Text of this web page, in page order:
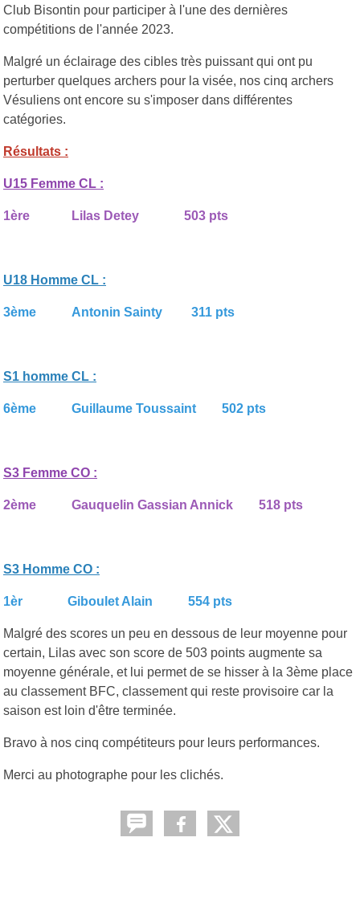
Club Bisontin pour participer à l'une des dernières
compétitions de l'année 2023.
Malgré un éclairage des cibles très puissant qui ont pu
perturber quelques archers pour la visée, nos cinq archers
Vésuliens ont encore su s'imposer dans différentes
catégories.
Résultats :
U15 Femme CL :
1ère Lilas Detey 503 pts
U18 Homme CL :
3ème Antonin Sainty 311 pts
S1 homme CL :
6ème Guillaume Toussaint 502 pts
S3 Femme CO :
2ème Gauquelin Gassian Annick 518 pts
S3 Homme CO :
1èr Giboulet Alain 554 pts
Malgré des scores un peu en dessous de leur moyenne pour
certain, Lilas avec son score de 503 points augmente sa
moyenne générale, et lui permet de se hisser à la 3ème place
au classement BFC, classement qui reste provisoire car la
saison est loin d'être terminée.
Bravo à nos cinq compétiteurs pour leurs performances.
Merci au photographe pour les clichés.